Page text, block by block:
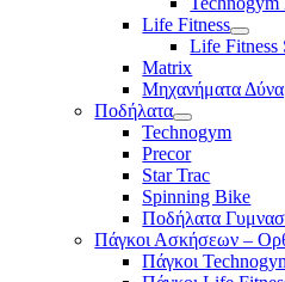
Life Fitness
Life Fitness
Matrix
Μηχανήματα
Ποδήλατα
Technogym
Precor
Star Trac
Spinning Bike
Ποδήλατα
Πάγκοι Ασκήσεων –
Πάγκοι